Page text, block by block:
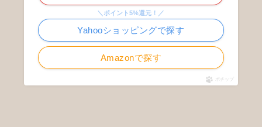
Amazonで探す
＼ポイント5%還元！／
Yahooショッピングで探す
ポチップ